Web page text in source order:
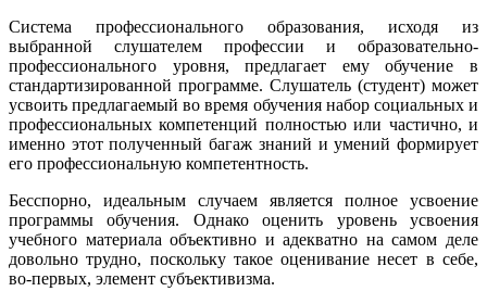
Система профессионального образования, исходя из
выбранной слушателем профессии и образовательно-
профессионального уровня, предлагает ему обучение в
стандартизированной программе. Слушатель (студент) может
усвоить предлагаемый во время обучения набор социальных и
профессиональных компетенций полностью или частично, и
именно этот полученный багаж знаний и умений формирует
его профессиональную компетентность.
Бесспорно, идеальным случаем является полное усвоение
программы обучения. Однако оценить уровень усвоения
учебного материала объективно и адекватно на самом деле
довольно трудно, поскольку такое оценивание несет в себе,
во-первых, элемент субъективизма.